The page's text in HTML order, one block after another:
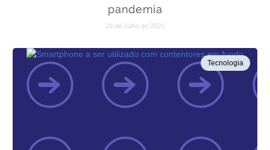
pandemia
29 de Julho de 2020
Tecnologia